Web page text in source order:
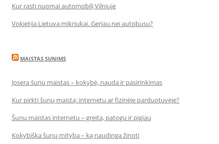
Kur rasti nuomai automobilį Vilniuje
Vokietija Lietuva mikriukai. Geriau nei autobusu?
MAISTAS SUNIMS
Josera šunų maistas – kokybė, nauda ir pasirinkimas
Kur pirkti šunų maistą: internetu ar fizinėje parduotuvėje?
Šunų maistas internetu – greita, patogu ir pigiau
Kokybiška šunų mityba – ką naudinga žinoti